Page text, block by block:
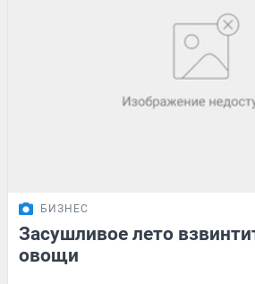
БИЗНЕС
Засушливое лето
овощи